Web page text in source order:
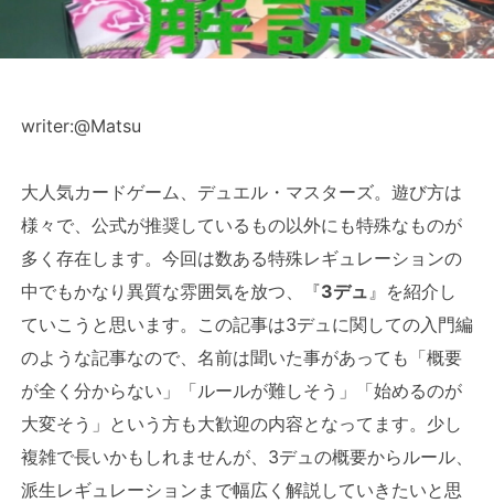
writer:@Matsu
大人気カードゲーム、デュエル・マスターズ。遊び方は
様々で、公式が推奨しているもの以外にも特殊なものが
多く存在します。今回は数ある特殊レギュレーションの
中でもかなり異質な雰囲気を放つ、『3デュ』を紹介し
ていこうと思います。この記事は3デュに関しての入門編
のような記事なので、名前は聞いた事があっても「概要
が全く分からない」「ルールが難しそう」「始めるのが
大変そう」という方も大歓迎の内容となってます。少し
複雑で長いかもしれませんが、3デュの概要からルール、
派生レギュレーションまで幅広く解説していきたいと思